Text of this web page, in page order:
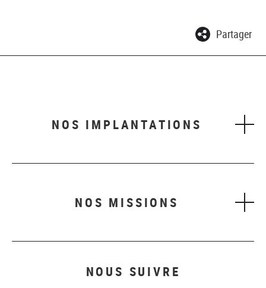
Partager
NOS IMPLANTATIONS
NOS MISSIONS
NOUS SUIVRE